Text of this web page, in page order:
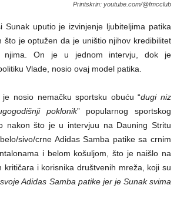
Printskrin: youtube.com/@fmcclub
Sunak uputio je izvinjenje ljubiteljima patika
što je optužen da je uništio njihov kredibilitet
njima. On je u jednom intervju, dok je
Vlade, nosio ovaj model patika.
nosio nemačku sportsku obuću “dugi niz
poklonik” popularnog sportskog
nakon što je u intervjuu na Dauning Stritu
sivo/crne Adidas Samba patike sa crnim
i belom košuljom, što je naišlo na
kritičara i korisnika društvenih mreža, koji su
Adidas Samba patike jer je Sunak svima